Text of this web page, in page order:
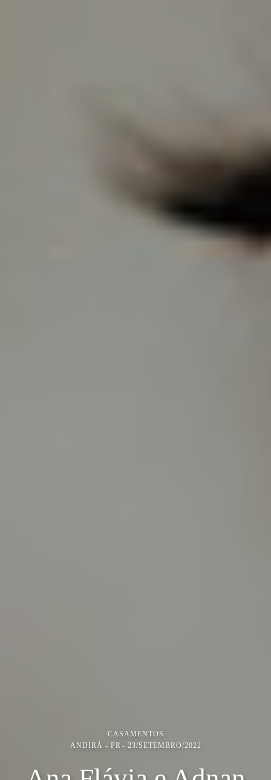
CASAMENTOS
ANDIRÁ - PR
23/SETEMBRO/2022